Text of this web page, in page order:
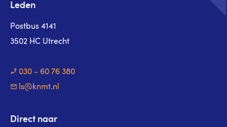
Leden
Postbus 4141
3502 HC Utrecht
030 - 60 76 380
ls@knmt.nl
Direct naar